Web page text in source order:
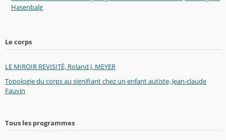
Hasenbalg
Le corps
LE MIROIR REVISITÉ, Roland J. MEYER
Topologie du corps au signifiant chez un enfant autiste, Jean-claude
Fauvin
Tous les programmes